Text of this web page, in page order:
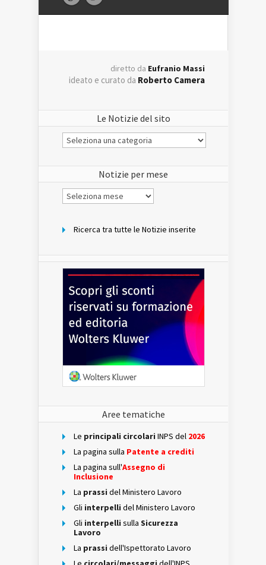
diretto da Eufranio Massi
ideato e curato da Roberto Camera
Le Notizie del sito
Le
Notizie
Notizie per mese
Notizie
per
Ricerca tra tutte le Notizie inserite
Aree tematiche
Le principali circolari INPS del 2026
La pagina sulla Patente a crediti
La pagina sull'Assegno di
Inclusione
La prassi del Ministero Lavoro
Gli interpelli del Ministero Lavoro
Gli interpelli sulla Sicurezza
Lavoro
La prassi dell'Ispettorato Lavoro